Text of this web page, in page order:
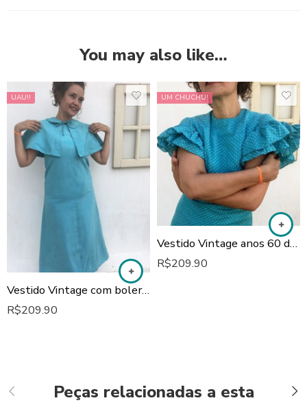
You may also like…
UAU!!
Vestido Vintage com bolero anos 60
R$209.90
UM CHUCHU!
Vestido Vintage anos 60 de Bolinhas
R$209.90
Peças relacionadas a esta